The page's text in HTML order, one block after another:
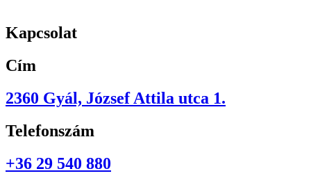
Kapcsolat
Cím
2360 Gyál, József Attila utca 1.
Telefonszám
+36 29 540 880